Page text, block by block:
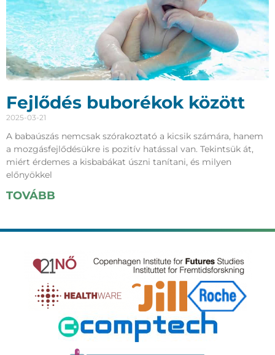
Fejlődés buborékok között
2025-03-21
A babaúszás nemcsak szórakoztató a kicsik számára, hanem
a mozgásfejlődésükre is pozitív hatással van. Tekintsük át,
miért érdemes a kisbabákat úszni tanítani, és milyen
előnyökkel
TOVÁBB